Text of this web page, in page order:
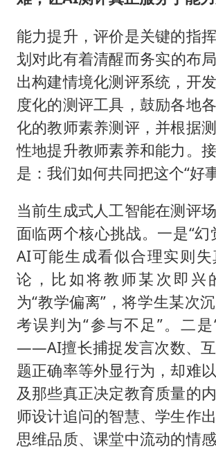
能力提升，评价是关键的指
划对此有着清醒而务实的布
出构建情境化测评系统，开
度化的测评工具，鼓励各地
化的教师素养测评，并根据
性地提升教师素养和能力。
是：我们如何共同把这个“好
当前生成式人工智能在测评
面临两个核心挑战。一是“
AI可能生成看似合理实则
论，比如将教师某次即兴
为“教学偏离”，将学生某次
考误判为“参与不足”。二
——AI擅长捕捉发言次数、
题正确率等外显行为，却难
及那些真正决定教育质量的
师设计追问的智慧、学生作
思维品质、课堂中流动的情